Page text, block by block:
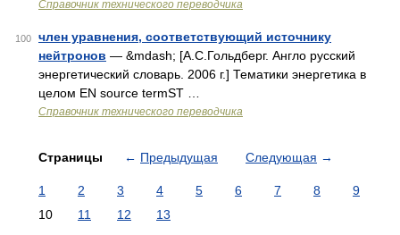
Справочник технического переводчика
100
член уравнения, соответствующий источнику
нейтронов — &mdash; [А.С.Гольдберг. Англо русский
энергетический словарь. 2006 г.] Тематики энергетика в
целом EN source termST …
Справочник технического переводчика
Страницы ← Предыдущая Следующая →
1 2 3 4 5 6 7 8
9
10
11 12 13